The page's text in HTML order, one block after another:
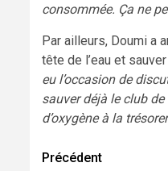
consommée. Ça ne
Par ailleurs, Doumi a
tête de l’eau et
eu l’occasion de
sauver déjà le club
d’oxygène à la
Navigation
Précédent